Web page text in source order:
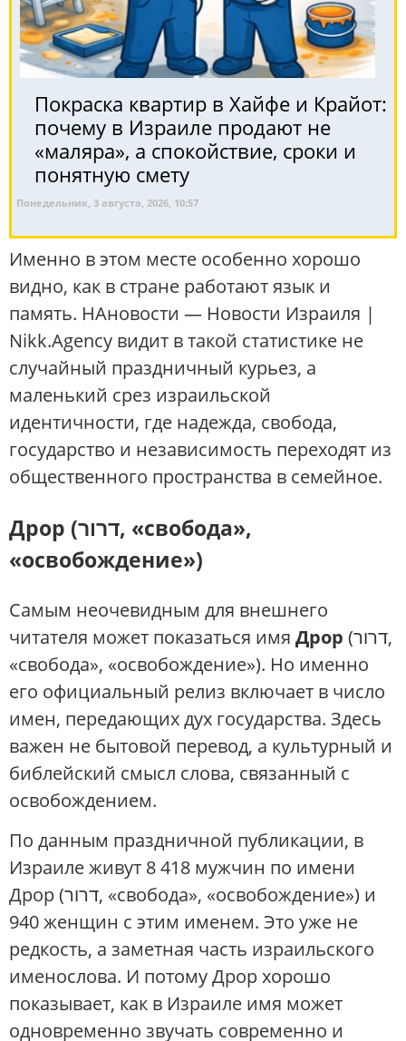
Покраска квартир в Хайфе и Крайот:
почему в Израиле продают не
«маляра», а спокойствие, сроки и
понятную смету
Понедельник, 3 августа, 2026, 10:57
Именно в этом месте особенно хорошо
видно, как в стране работают язык и
память. НАновости — Новости Израиля |
Nikk.Agency видит в такой статистике не
случайный праздничный курьез, а
маленький срез израильской
идентичности, где надежда, свобода,
государство и независимость переходят из
общественного пространства в семейное.
Дрор (דרור, «свобода»,
«освобождение»)
Самым неочевидным для внешнего
читателя может показаться имя Дрор (דרור,
«свобода», «освобождение»). Но именно
его официальный релиз включает в число
имен, передающих дух государства. Здесь
важен не бытовой перевод, а культурный и
библейский смысл слова, связанный с
освобождением.
По данным праздничной публикации, в
Израиле живут 8 418 мужчин по имени
Дрор (דרור, «свобода», «освобождение») и
940 женщин с этим именем. Это уже не
редкость, а заметная часть израильского
именослова. И потому Дрор хорошо
показывает, как в Израиле имя может
одновременно звучать современно и